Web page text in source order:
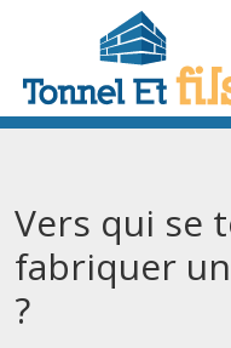
Vers qui se
fabriquer
?